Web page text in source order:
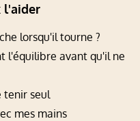
l'aider
lorsqu'il tourne ?
l'équilibre avant qu'il ne
tenir seul
mes mains